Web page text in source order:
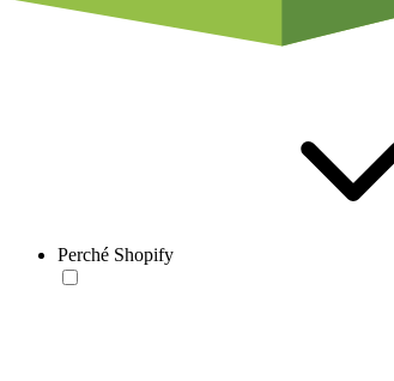
Perché Shopify